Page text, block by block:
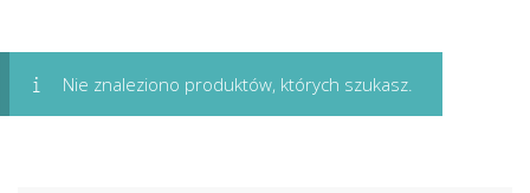
Nie znaleziono produktów, których szukasz.